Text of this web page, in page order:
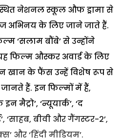
नेशनल स्कूल औफ ड्रामा से
अभिनय के लिए जाने जाते हैं.
‘सलाम बौंबे’ से उन्होंने
फिल्म औस्कर अवार्ड के लिए
खान के फैंस उन्हें विशेष रूप से
हैं. इन फिल्मों में हैं,
मैट्रो’, ‘न्यूयार्क’, ‘द
बीवी और गैंगस्टर-2’,
और ‘हिंदी मीडियम’.